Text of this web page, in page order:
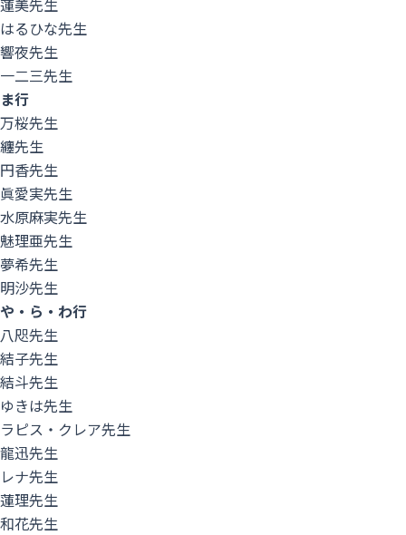
蓮美先生
はるひな先生
響夜先生
一二三先生
ま行
万桜先生
纏先生
円香先生
眞愛実先生
水原麻実先生
魅理亜先生
夢希先生
明沙先生
や・ら・わ行
八咫先生
結子先生
結斗先生
ゆきは先生
ラピス・クレア先生
龍迅先生
レナ先生
蓮理先生
和花先生